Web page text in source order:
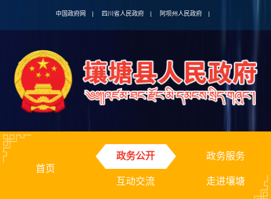
中国政府网 | 四川省人民政府 | 阿坝州人民政府 |
首页
政务公开 政务服务
互动交流 走进壤塘